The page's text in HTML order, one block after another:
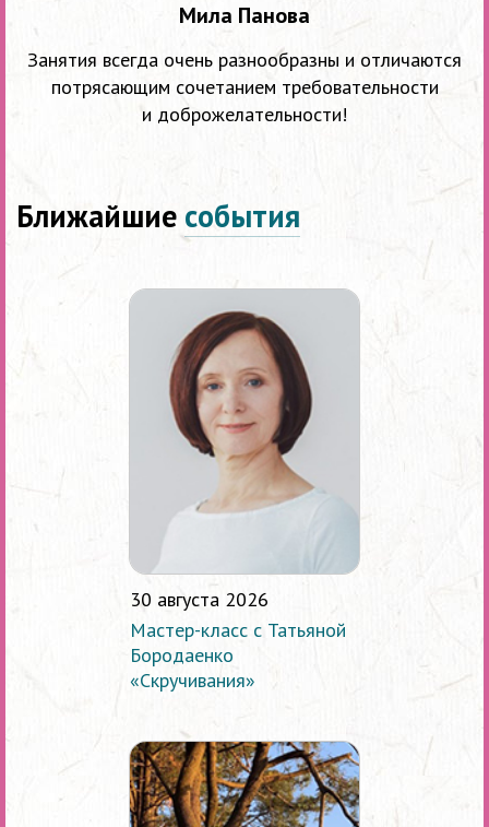
Мила Панова
Занятия всегда очень разнообразны и отличаются
потрясающим сочетанием требовательности
и доброжелательности!
Ближайшие события
30 августа 2026
Мастер-класс с Татьяной
Бородаенко
«Скручивания»